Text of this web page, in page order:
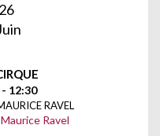
26
12:30
RAVEL
Ravel